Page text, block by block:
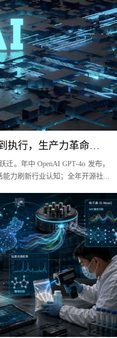
AI Agent 时代：从对话到执行，生产力革命的新起点
迁。年中 OpenAI GPT-4o 发布，
力刷新行业认知；全年开源社...